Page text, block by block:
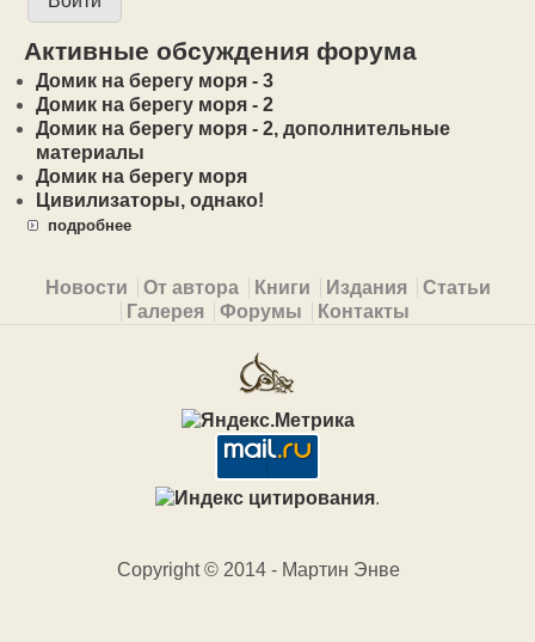
Активные обсуждения форума
Домик на берегу моря - 3
Домик на берегу моря - 2
Домик на берегу моря - 2, дополнительные
материалы
Домик на берегу моря
Цивилизаторы, однако!
подробнее
Primary menu
Новости От автора Книги Издания
Статьи
Галерея
Форумы Контакты
.
Copyright © 2014 - Мартин Энве